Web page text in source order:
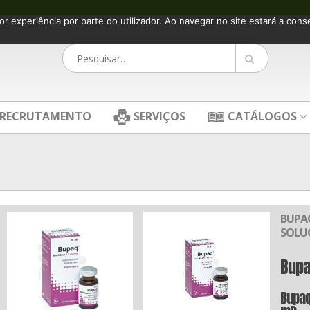
SERVIÇOS CATÁLOGOS
experiência por parte do utilizador. Ao navegar no site estará a